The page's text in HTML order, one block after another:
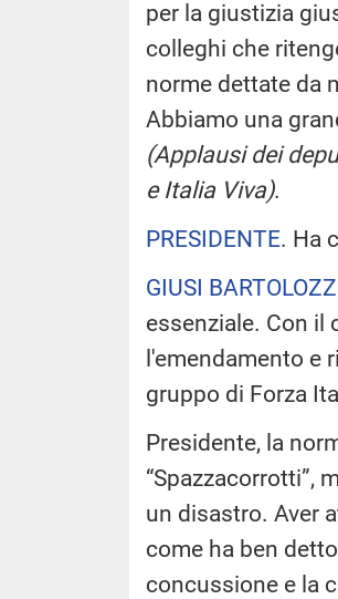
per la giustizia
colleghi che
norme dettate da
Abbiamo una
(Applausi dei
e Italia Viva).
PRESIDENTE. Ha
GIUSI
essenziale. Con il
l'emendamento e
gruppo di Forza
Presidente, la
“Spazzacorrotti”,
un disastro. Aver
come ha ben
concussione e la